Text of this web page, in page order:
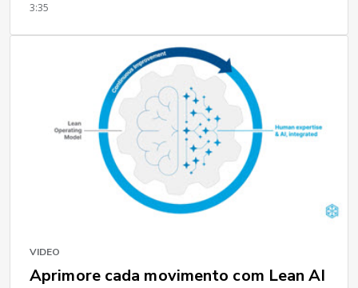
3:35
VIDEO
Aprimore cada movimento com Lean AI